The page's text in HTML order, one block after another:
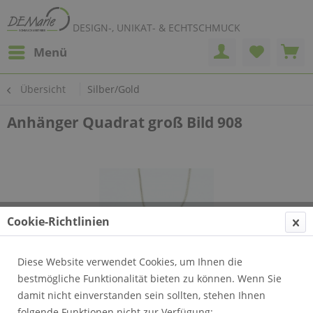
DESIGN-, UNIKAT- & ECHTSCHMUCK
Menü
Übersicht Silber/Gold
Anhänger Quadrat groß Bild 908
Cookie-Richtlinien
Diese Website verwendet Cookies, um Ihnen die
bestmögliche Funktionalität bieten zu können. Wenn Sie
damit nicht einverstanden sein sollten, stehen Ihnen